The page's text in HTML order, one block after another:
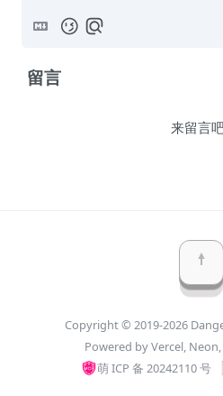
留言
来留言
Copyright © 2019-2026
Powered by Vercel, Neon,
萌 ICP 备 20242110 号